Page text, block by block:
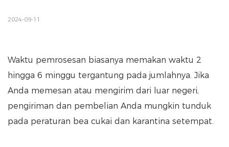
2024-09-11
Waktu pemrosesan biasanya memakan waktu 2
hingga 6 minggu tergantung pada jumlahnya. Jika
Anda memesan atau mengirim dari luar negeri,
pengiriman dan pembelian Anda mungkin tunduk
pada peraturan bea cukai dan karantina setempat.